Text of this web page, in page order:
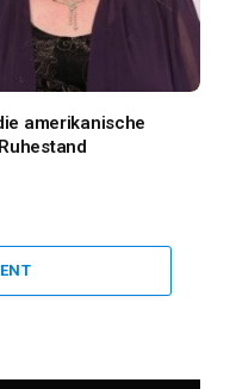
amerikanische